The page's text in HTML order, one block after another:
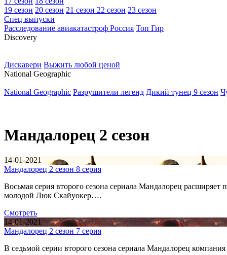
19 сезон 20 сезон 21 сезон 22 сезон 23 сезон
Спец выпуски
Расследование авиакатастроф Россия Топ Гир
Discovery
Дискавери Выжить любой ценой
National Geographic
National Geographic Разрушители легенд Дикий тунец 9 сезон
Мандалорец 2 сезон
14-01-2021
Мандалорец 2 сезон 8 серия
Восьмая серия второго сезона сериала Мандалорец расширяет
молодой Люк Скайуокер….
Смотреть
14-01-2021
Мандалорец 2 сезон 7 серия
В седьмой серии второго сезона сериала Мандалорец